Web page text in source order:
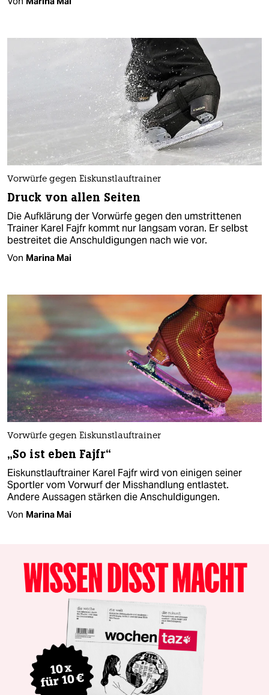
Vorwürfe gegen Eiskunstlauftrainer
Druck von allen Seiten
Die Aufklärung der Vorwürfe gegen den umstrittenen
Trainer Karel Fajfr kommt nur langsam voran. Er selbst
bestreitet die Anschuldigungen nach wie vor.
Von Marina Mai
Vorwürfe gegen Eiskunstlauftrainer
„So ist eben Fajfr“
Eiskunstlauftrainer Karel Fajfr wird von einigen seiner
Sportler vom Vorwurf der Misshandlung entlastet.
Andere Aussagen stärken die Anschuldigungen.
Von Marina Mai